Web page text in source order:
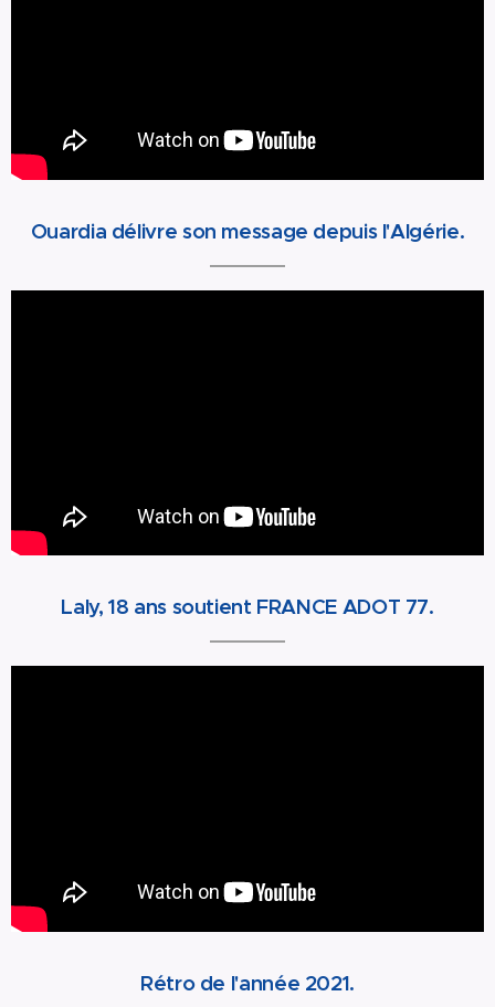
Ouardia délivre son message depuis l'Algérie.
Laly, 18 ans soutient FRANCE ADOT 77.
Rétro de l'année 2021.